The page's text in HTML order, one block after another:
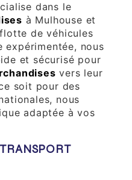
dans le
à Mulhouse et
de véhicules
expérimentée, nous
et sécurisé pour
vers leur
soit pour des
nous
adaptée à vos